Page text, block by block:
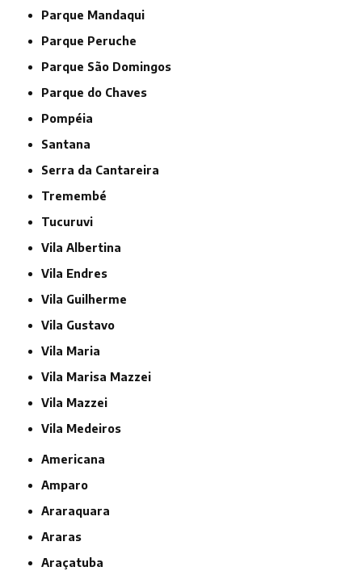
Parque Mandaqui
Parque Peruche
Parque São Domingos
Parque do Chaves
Pompéia
Santana
Serra da Cantareira
Tremembé
Tucuruvi
Vila Albertina
Vila Endres
Vila Guilherme
Vila Gustavo
Vila Maria
Vila Marisa Mazzei
Vila Mazzei
Vila Medeiros
Americana
Amparo
Araraquara
Araras
Araçatuba